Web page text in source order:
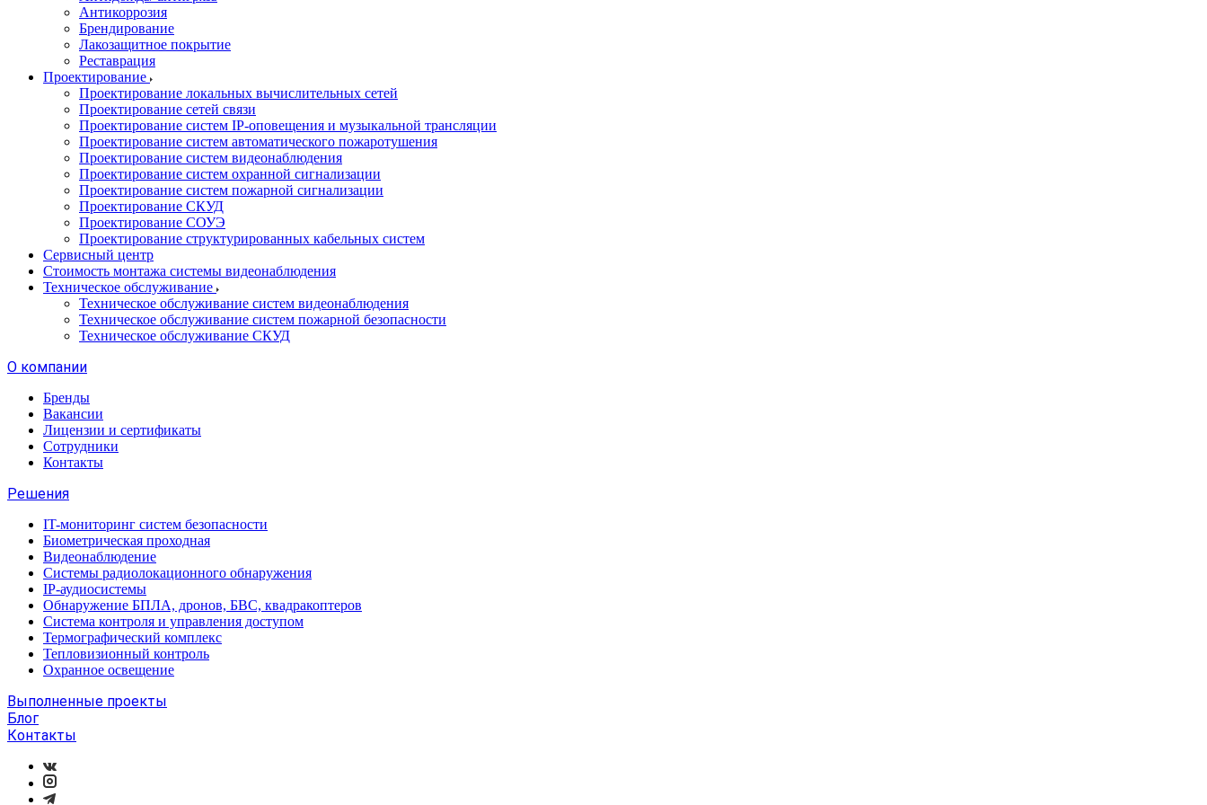
Антикоррозия
Брендирование
Лакозащитное покрытие
Реставрация
Проектирование
Проектирование локальных вычислительных сетей
Проектирование сетей связи
Проектирование систем IP-оповещения и музыкальной трансляции
Проектирование систем автоматического пожаротушения
Проектирование систем видеонаблюдения
Проектирование систем охранной сигнализации
Проектирование систем пожарной сигнализации
Проектирование СКУД
Проектирование СОУЭ
Проектирование структурированных кабельных систем
Сервисный центр
Стоимость монтажа системы видеонаблюдения
Техническое обслуживание
Техническое обслуживание систем видеонаблюдения
Техническое обслуживание систем пожарной безопасности
Техническое обслуживание СКУД
О компании
Бренды
Вакансии
Лицензии и сертификаты
Сотрудники
Контакты
Решения
IT-мониторинг систем безопасности
Биометрическая проходная
Видеонаблюдение
Системы радиолокационного обнаружения
IP-аудиосистемы
Обнаружение БПЛА, дронов, БВС, квадракоптеров
Система контроля и управления доступом
Термографический комплекс
Тепловизионный контроль
Охранное освещение
Выполненные проекты
Блог
Контакты